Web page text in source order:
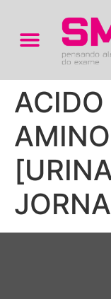
ACIDO